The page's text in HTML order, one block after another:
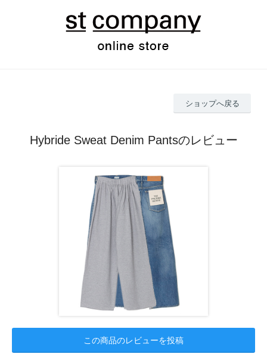
ショップへ戻る
Hybride Sweat Denim Pantsのレビュー
この商品のレビューを投稿